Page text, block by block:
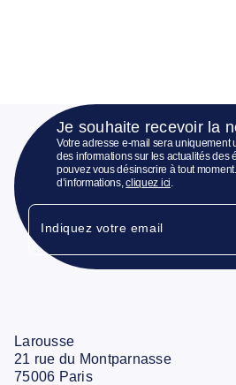
Je souhaite recevoir la
Votre adresse e-mail sera uniquement
des informations sur les actualités des
pouvez vous désinscrire à tout
d’informations,cliquez ici.
Indiquez votre email
Larousse
21 rue du Montparnasse
75006 Paris